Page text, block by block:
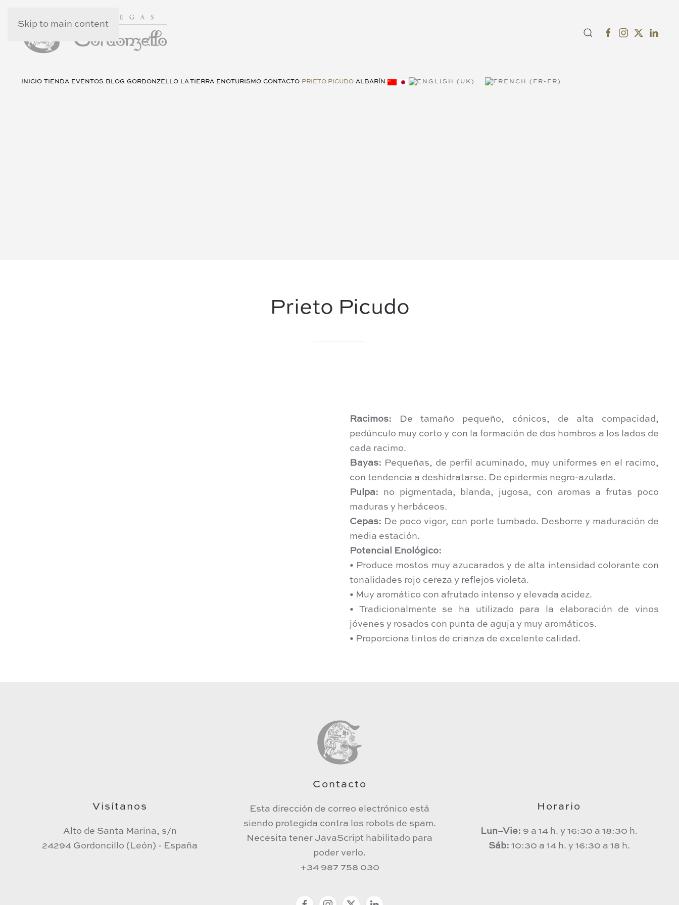
Skip to main content
INICIO TIENDA EVENTOS BLOG GORDONZELLO LA TIERRA ENOTURISMO CONTACTO PRIETO PICUDO ALBARÍN
Prieto Picudo
Racimos: De tamaño pequeño, cónicos, de alta compacidad,
pedúnculo muy corto y con la formación de dos hombros a los lados de
cada racimo.
Bayas: Pequeñas, de perfil acuminado, muy uniformes en el racimo,
con tendencia a deshidratarse. De epidermis negro-azulada.
Pulpa: no pigmentada, blanda, jugosa, con aromas a frutas poco
maduras y herbáceos.
Cepas: De poco vigor, con porte tumbado. Desborre y maduración de
media estación.
Potencial Enológico:
• Produce mostos muy azucarados y de alta intensidad colorante con
tonalidades rojo cereza y reflejos violeta.
• Muy aromático con afrutado intenso y elevada acidez.
• Tradicionalmente se ha utilizado para la elaboración de vinos
jóvenes y rosados con punta de aguja y muy aromáticos.
• Proporciona tintos de crianza de excelente calidad.
Visítanos
Alto de Santa Marina, s/n
24294 Gordoncillo (León) - España
Contacto
Esta dirección de correo electrónico está
siendo protegida contra los robots de spam.
Necesita tener JavaScript habilitado para
poder verlo.
+34 987 758 030
Horario
Lun–Vie: 9 a 14 h. y 16:30 a 18:30 h.
Sáb: 10:30 a 14 h. y 16:30 a 18 h.